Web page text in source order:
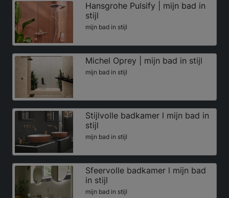
Hansgrohe Pulsify | mijn bad in
stijl
mijn bad in stijl
Michel Oprey | mijn bad in stijl
mijn bad in stijl
Stijlvolle badkamer l mijn bad in
stijl
mijn bad in stijl
Sfeervolle badkamer l mijn bad
in stijl
mijn bad in stijl